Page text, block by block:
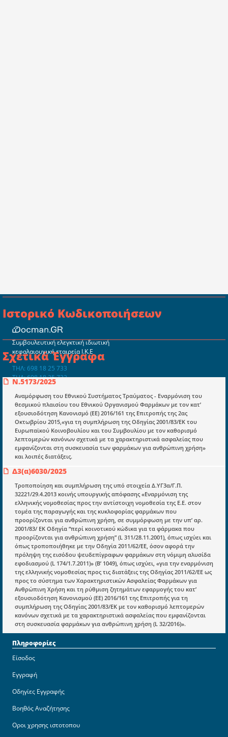
Ιστορικό Κωδικοποιήσεων
Σχετικά Έγγραφα
Ν.5173/2025
Αναμόρφωση του Εθνικού Συστήματος Τραύματος - Εναρμόνιση του
θεσμικού πλαισίου του Εθνικού Οργανισμού Φαρμάκων με τον κατ’
εξουσιοδότηση Κανονισμό (ΕΕ) 2016/161 της Επιτροπής της 2ας
Οκτωβρίου 2015,«για τη συμπλήρωση της Οδηγίας 2001/83/ΕΚ του
Ευρωπαϊκού Κοινοβουλίου και του Συμβουλίου με τον καθορισμό
λεπτομερών κανόνων σχετικά με τα χαρακτηριστικά ασφαλείας που
εμφανίζονται στη συσκευασία των φαρμάκων για ανθρώπινη χρήση»
και λοιπές διατάξεις.
Δ3(α)6030/2025
Τροποποίηση και συμπλήρωση της υπό στοιχεία Δ.ΥΓ3α/Γ.Π.
32221/29.4.2013 κοινής υπουργικής απόφασης «Εναρμόνιση της
ελληνικής νομοθεσίας προς την αντίστοιχη νομοθεσία της Ε.Ε. στον
τομέα της παραγωγής και της κυκλοφορίας φαρμάκων που
προορίζονται για ανθρώπινη χρήση, σε συμμόρφωση με την υπ’ αρ.
2001/83/ ΕΚ Οδηγία “περί κοινοτικού κώδικα για τα φάρμακα που
προορίζονται για ανθρώπινη χρήση” (L 311/28.11.2001), όπως ισχύει και
όπως τροποποιήθηκε με την Οδηγία 2011/62/ΕΕ, όσον αφορά την
πρόληψη της εισόδου ψευδεπίγραφων φαρμάκων στη νόμιμη αλυσίδα
εφοδιασμού (L 174/1.7.2011)» (Β’ 1049), όπως ισχύει, «για την εναρμόνιση
της ελληνικής νομοθεσίας προς τις διατάξεις της Οδηγίας 2011/62/ΕΕ ως
προς το σύστημα των Χαρακτηριστικών Ασφαλείας Φαρμάκων για
Ανθρώπινη Χρήση και τη ρύθμιση ζητημάτων εφαρμογής του κατ’
εξουσιοδότηση Κανονισμού (ΕΕ) 2016/161 της Επιτροπής για τη
συμπλήρωση της Οδηγίας 2001/83/ΕΚ με τον καθορισμό λεπτομερών
κανόνων σχετικά με τα χαρακτηριστικά ασφαλείας που εμφανίζονται
στη συσκευασία φαρμάκων για ανθρώπινη χρήση (L 32/2016)».
Συμβουλευτική ελεγκτική ιδιωτική
κεφαλαιουχική εταιρεία Ι.Κ.Ε
ΤΗΛ: 698 18 25 733
ΤΗΛ: 698 18 25 732
mydocmangr@gmail.com
Docman.gr
Ποιοί είμαστε;
Μια πολυετής εθελοντική προσπάθεια που
μετατράπηκε σε επιχειρηματική οντότητα και φιλοδοξεί να συμβάλλει
στην διάδοση της γνώσης.
Ενότητες
Επικαιρότητα
E-book
Οδηγοί εκκαθάρισης
Νόμοι και προεδρικά διατάγματα
Υπουργικές αποφάσεις
Νομολογία και Γνωμοδοτήσεις ΝΣΚ
Πληροφορίες
Είσοδος
Εγγραφή
Οδηγίες Εγγραφής
Βοηθός Αναζήτησης
Οροι χρησης ιστοτοπου